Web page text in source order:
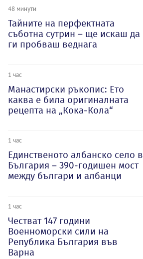
48 минути
Тайните на перфектната
съботна сутрин – ще искаш да
ги пробваш веднага
1 час
Манастирски ръкопис: Ето
каква е била оригиналната
рецепта на „Кока-Кола“
1 час
Единственото албанско село в
България – 390-годишен мост
между българи и албанци
1 час
Честват 147 години
Военноморски сили на
Република България във
Варна